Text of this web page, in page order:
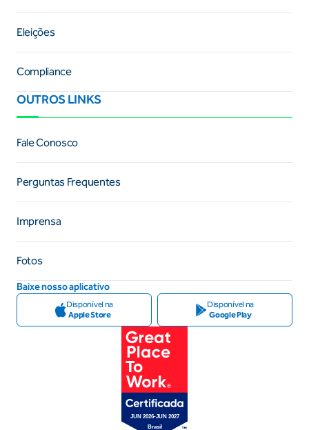
Eleições
Compliance
OUTROS LINKS
Fale Conosco
Perguntas Frequentes
Imprensa
Fotos
Baixe nosso aplicativo
Disponível na
Apple Store
Disponível na
Google Play